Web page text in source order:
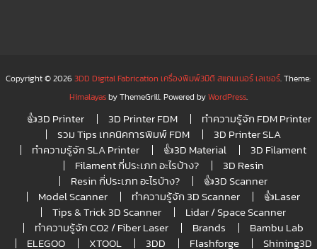
Copyright © 20263DD Digital Fabrication เครื่องพิมพ์3มิติ สแกนเนอร์ เลเซอร์. Theme:
Himalayasby ThemeGrill. Powered byWordPress.
👍3D Printer 3D Printer FDM
ทำความรู้จัก FDM Printer
รวม Tips เทคนิคการพิมพ์ FDM
3D Printer SLA
ทำความรู้จัก SLA Printer
👍3D Material
3D Filament
Filament กี่ประเภท อะไรบ้าง?
3D Resin
Resin กี่ประเภท อะไรบ้าง?
👍3D Scanner
Model Scanner
ทำความรู้จัก 3D Scanner
👍Laser
Tips & Trick 3D Scanner
Lidar / Space Scanner
ทำความรู้จัก CO2 / Fiber Laser
Brands
Bambu Lab
ELEGOO
XTOOL 3DD Flashforge Shining3D